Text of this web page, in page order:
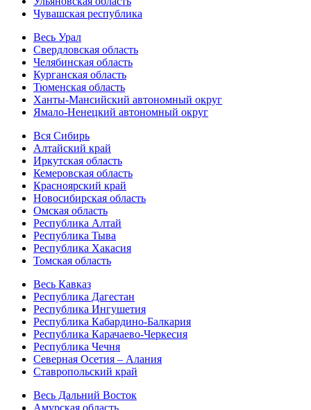
Чувашская республика
Весь Урал
Свердловская область
Челябинская область
Курганская область
Тюменская область
Ханты-Мансийский автономный округ
Ямало-Ненецкий автономный округ
Вся Сибирь
Алтайский край
Иркутская область
Кемеровская область
Красноярский край
Новосибирская область
Омская область
Республика Алтай
Республика Тыва
Республика Хакасия
Томская область
Весь Кавказ
Республика Дагестан
Республика Ингушетия
Республика Кабардино-Балкария
Республика Карачаево-Черкесия
Республика Чечня
Северная Осетия – Алания
Ставропольский край
Весь Дальний Восток
Амурская область